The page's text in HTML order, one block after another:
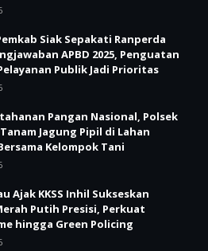
Siak Sepakati Ranperda
APBD 2025, Penguatan
Publik Jadi Prioritas
Pangan Nasional, Polsek
Jagung Pipil di Lahan
Kelompok Tani
Ajak KKSS Inhil Sukseskan
Putih Presisi, Perkuat
hingga Green Policing